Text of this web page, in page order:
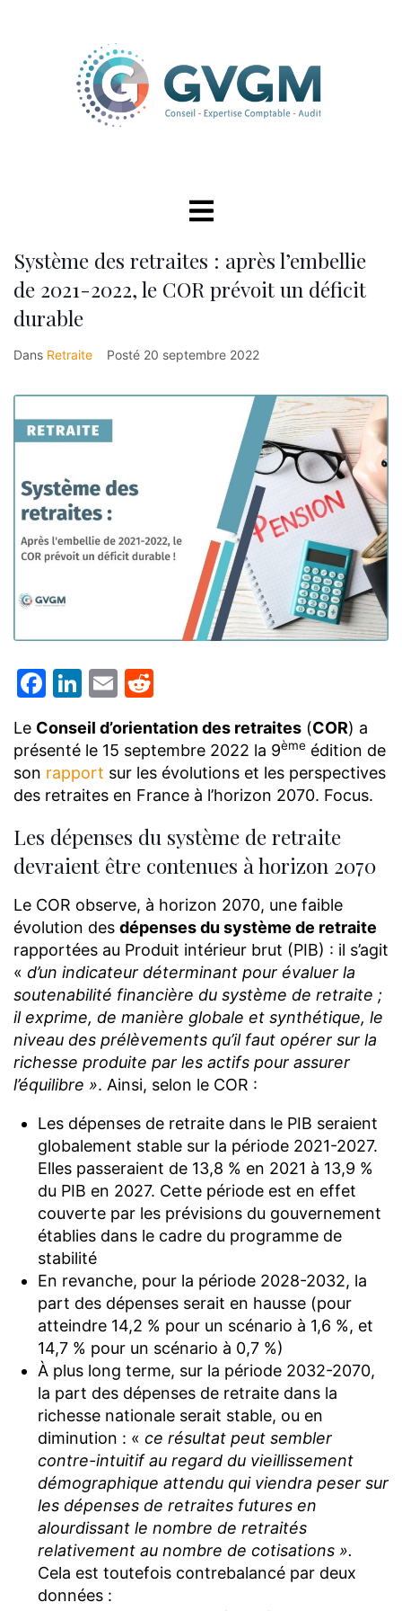
Système des retraites : après l’embellie
de 2021-2022, le COR prévoit un déficit
durable
Dans Retraite Posté 20 septembre 2022
Facebook
LinkedIn
Email
Le Conseil d’orientation des retraites (COR) a
présenté le 15 septembre 2022 la 9ème édition de
son rapport sur les évolutions et les perspectives
des retraites en France à l’horizon 2070. Focus.
Les dépenses du système de retraite
devraient être contenues à horizon 2070
Le COR observe, à horizon 2070, une faible
évolution des dépenses du système de retraite
rapportées au Produit intérieur brut (PIB) : il s’agit
« d’un indicateur déterminant pour évaluer la
soutenabilité financière du système de retraite ;
il exprime, de manière globale et synthétique, le
niveau des prélèvements qu’il faut opérer sur la
richesse produite par les actifs pour assurer
l’équilibre ». Ainsi, selon le COR :
Les dépenses de retraite dans le PIB seraient
globalement stable sur la période 2021-2027.
Elles passeraient de 13,8 % en 2021 à 13,9 %
du PIB en 2027. Cette période est en effet
couverte par les prévisions du gouvernement
établies dans le cadre du programme de
stabilité
En revanche, pour la période 2028-2032, la
part des dépenses serait en hausse (pour
atteindre 14,2 % pour un scénario à 1,6 %, et
14,7 % pour un scénario à 0,7 %)
À plus long terme, sur la période 2032-2070,
la part des dépenses de retraite dans la
richesse nationale serait stable, ou en
diminution : « ce résultat peut sembler
contre-intuitif au regard du vieillissement
démographique attendu qui viendra peser sur
les dépenses de retraites futures en
alourdissant le nombre de retraités
relativement au nombre de cotisations ».
Cela est toutefois contrebalancé par deux
données :